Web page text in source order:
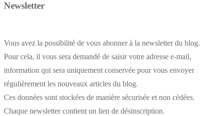
Newsletter
Vous avez la possibilité de vous abonner à la newsletter du blog.
Pour cela, il vous sera demandé de saisir votre adresse e-mail,
information qui sera uniquement conservée pour vous envoyer
régulièrement les nouveaux articles du blog.
Ces données sont stockées de manière sécurisée et non cédées.
Chaque newsletter contient un lien de désinscription.